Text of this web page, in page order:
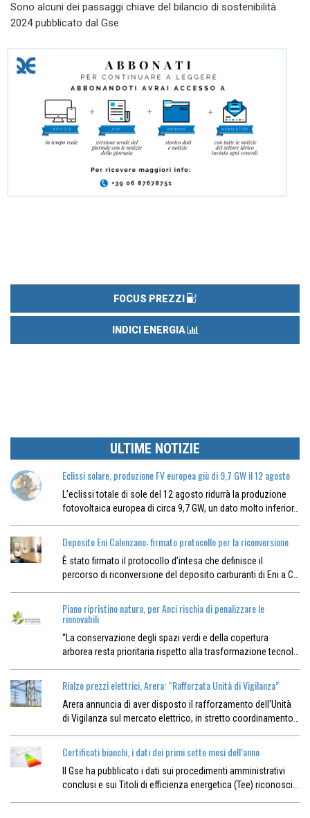
Sono alcuni dei passaggi chiave del bilancio di sostenibilità
2024 pubblicato dal Gse
FOCUS PREZZI
INDICI ENERGIA
ULTIME NOTIZIE
Eclissi solare, produzione FV europea giù di 9,7 GW il 12 agosto
L’eclissi totale di sole del 12 agosto ridurrà la produzione
fotovoltaica europea di circa 9,7 GW, un dato molto inferior…
Deposito Eni Calenzano: firmato protocollo per la riconversione
È stato firmato il protocollo d’intesa che definisce il
percorso di riconversione del deposito carburanti di Eni a C…
Piano ripristino natura, per Anci rischia di penalizzare le
rinnovabili
“La conservazione degli spazi verdi e della copertura
arborea resta prioritaria rispetto alla trasformazione tecnol…
Rialzo prezzi elettrici, Arera: “Rafforzata Unità di Vigilanza”
Arera annuncia di aver disposto il rafforzamento dell'Unità
di Vigilanza sul mercato elettrico, in stretto coordinamento…
Certificati bianchi, i dati dei primi sette mesi dell’anno
Il Gse ha pubblicato i dati sui procedimenti amministrativi
conclusi e sui Titoli di efficienza energetica (Tee) riconosci…